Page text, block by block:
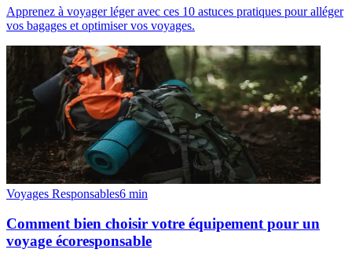
Apprenez à voyager léger avec ces 10 astuces pratiques pour alléger
vos bagages et optimiser vos voyages.
Voyages Responsables6 min
Comment bien choisir votre équipement pour un
voyage écoresponsable